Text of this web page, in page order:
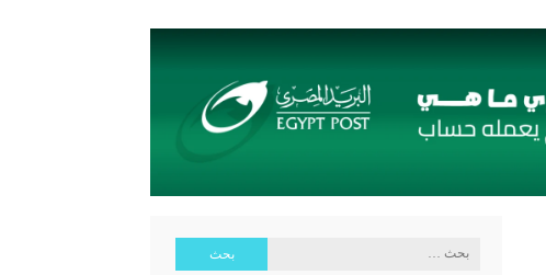
رعاية البنك المركزي المصري
البحث